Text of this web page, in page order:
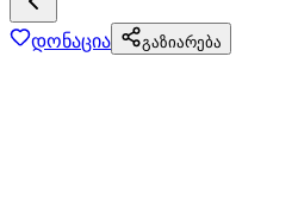
დონაცია გაზიარება